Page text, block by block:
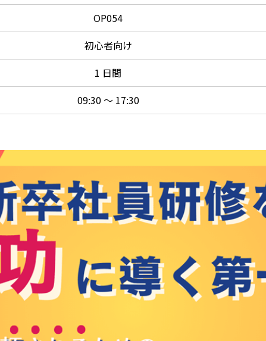
OP054
初心者向け
1 日間
09:30 ～ 17:30